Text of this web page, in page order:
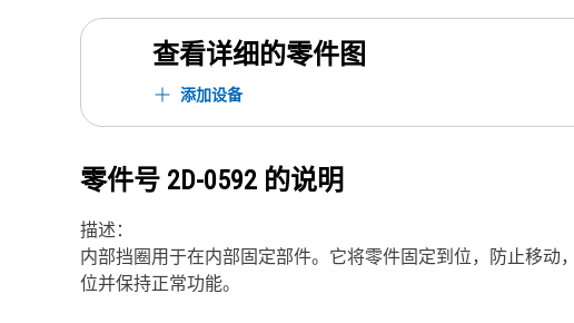
查看详细的零件图
添加设备
零件号 2D-0592 的说明
描述：
内部挡圈用于在内部固定部件。它将零件固定到位，防止移
位并保持正常功能。